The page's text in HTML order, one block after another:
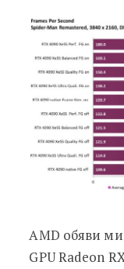
AMD обяви
GPU Radeon